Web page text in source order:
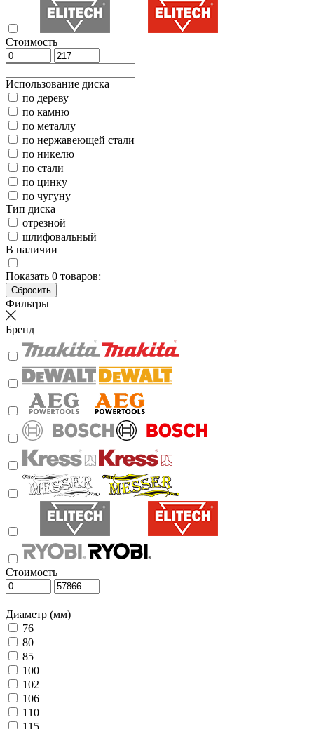
Стоимость
Использование диска
по дереву
по камню
по металлу
по нержавеющей стали
по никелю
по стали
по цинку
по чугуну
Тип диска
отрезной
шлифовальный
В наличии
Показать 0 товаров:
Фильтры
Бренд
Стоимость
Диаметр (мм)
76
80
85
100
102
106
110
115